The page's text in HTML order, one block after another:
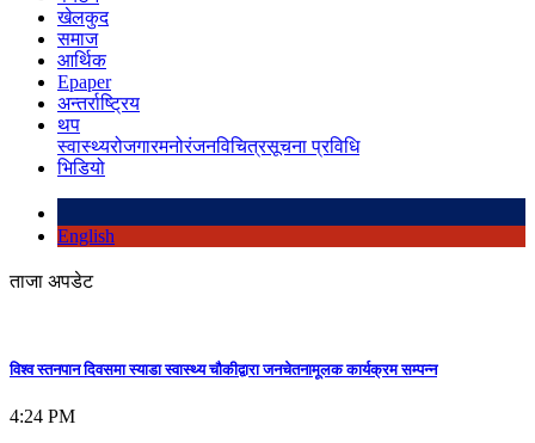
खेलकुद
समाज
आर्थिक
Epaper
अन्तर्राष्ट्रिय
थप
स्वास्थ्यरोजगारमनोरंजनविचित्रसूचना प्रविधि
भिडियो
English
ताजा अपडेट
विश्व स्तनपान दिवसमा स्याडा स्वास्थ्य चौकीद्वारा जनचेतनामूलक कार्यक्रम सम्पन्न
4:24 PM